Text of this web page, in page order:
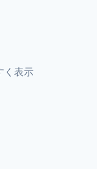
く表示